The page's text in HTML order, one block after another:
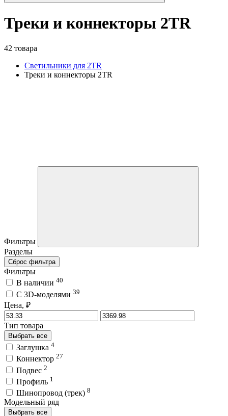
Треки и коннекторы 2TR
42 товара
Светильники для 2TR
Треки и коннекторы 2TR
Фильтры
Разделы
Сброс фильтра
Фильтры
В наличии 40
C 3D-моделями 39
Цена, ₽
Тип товара
Выбрать все
Заглушка 4
Коннектор 27
Подвес 2
Профиль 1
Шинопровод (трек) 8
Модельный ряд
Выбрать все